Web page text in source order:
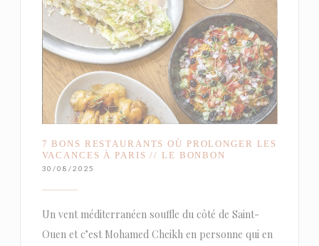
7 BONS RESTAURANTS OÙ PROLONGER LES
VACANCES À PARIS // LE BONBON
30/08/2025
Un vent méditerranéen souffle du côté de Saint-
Ouen et c’est Mohamed Cheikh en personne qui en